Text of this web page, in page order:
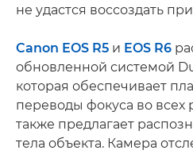
не удастся воссоздать
Canon EOS R5 и EOS R6
обновленной системой
которая обеспечивает
переводы фокуса во всех
также предлагает
тела объекта. Камера